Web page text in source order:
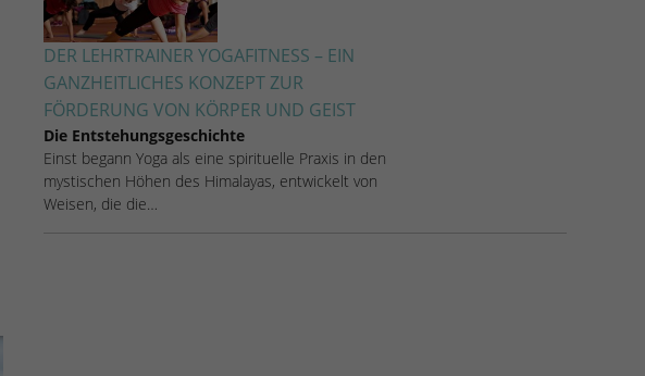
DER LEHRTRAINER YOGAFITNESS – EIN
GANZHEITLICHES KONZEPT ZUR
FÖRDERUNG VON KÖRPER UND GEIST
Die Entstehungsgeschichte
Einst begann Yoga als eine spirituelle Praxis in den
mystischen Höhen des Himalayas, entwickelt von
Weisen, die die…